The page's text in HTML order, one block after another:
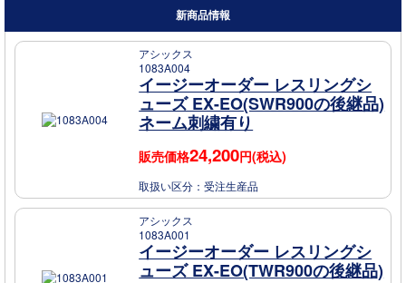
新商品情報
アシックス
1083A004
イージーオーダー レスリングシ
ューズ EX-EO(SWR900の後継品)
ネーム刺繍有り
販売価格24,200円(税込)
取扱い区分：受注生産品
アシックス
1083A001
イージーオーダー レスリングシ
ューズ EX-EO(TWR900の後継品)